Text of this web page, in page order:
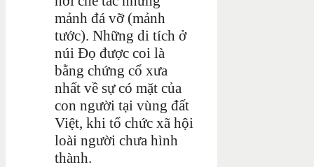
mảnh đá vỡ (mảnh
tước). Những di tích ở
núi Đọ được coi là
bằng chứng cổ xưa
nhất về sự có mặt của
con người tại vùng đất
Việt, khi tổ chức xã hội
loài người chưa hình
thành.